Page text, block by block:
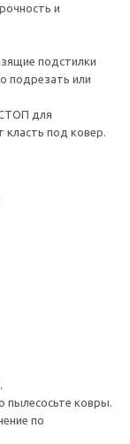
и
подстилки
подрезать или
для
класть под ковер.
пылесосьте ковры.
по